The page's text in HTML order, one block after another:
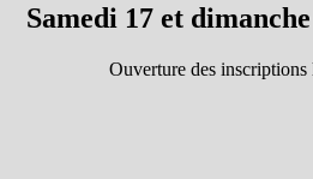
Samedi 17 et
Ouverture des inscriptions